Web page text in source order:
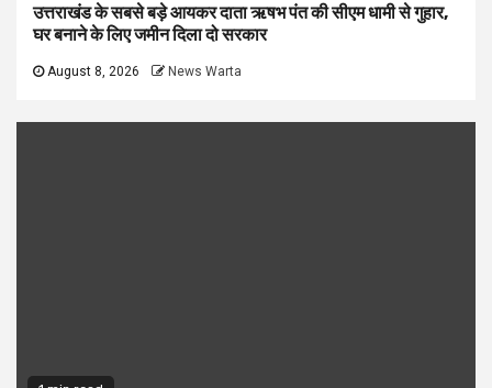
उत्तराखंड के सबसे बड़े आयकर दाता ऋषभ पंत की सीएम धामी से गुहार,
घर बनाने के लिए जमीन दिला दो सरकार
August 8, 2026 News Warta